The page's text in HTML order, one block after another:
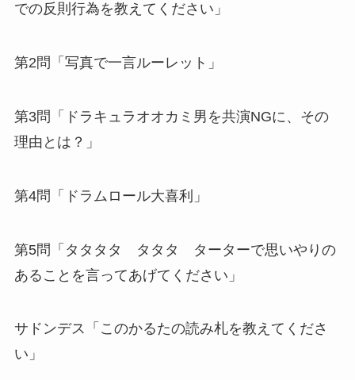
での反則行為を教えてください」
第2問「写真で一言ルーレット」
第3問「ドラキュラオオカミ男を共演NGに、その
理由とは？」
第4問「ドラムロール大喜利」
第5問「タタタタ タタタ ターターで思いやりの
あることを言ってあげてください」
サドンデス「このかるたの読み札を教えてくださ
い」